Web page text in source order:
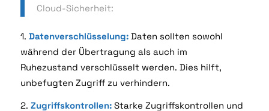
Cloud-Sicherheit:
1. Datenverschlüsselung:Daten sollten sowohl
während der Übertragung als auch im
Ruhezustand verschlüsselt werden. Dies hilft,
unbefugten Zugriff zu verhindern.
2. Zugriffskontrollen:Starke Zugriffskontrollen und